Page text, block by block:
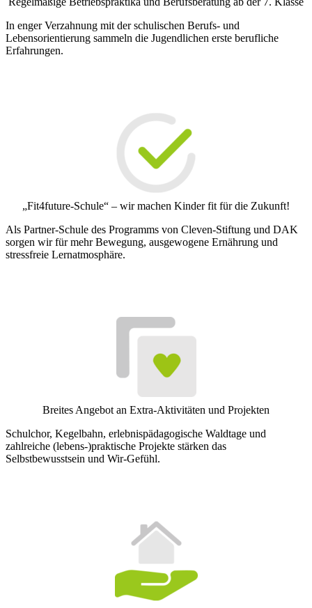
In enger Verzahnung mit der schulischen Berufs- und
Lebensorientierung sammeln die Jugendlichen erste berufliche
Erfahrungen.
„Fit4future-Schule“ – wir machen Kinder fit für die Zukunft!
Als Partner-Schule des Programms von Cleven-Stiftung und DAK
sorgen wir für mehr Bewegung, ausgewogene Ernährung und
stressfreie Lernatmosphäre.
Breites Angebot an Extra-Aktivitäten und Projekten
Schulchor, Kegelbahn, erlebnispädagogische Waldtage und
zahlreiche (lebens-)praktische Projekte stärken das
Selbstbewusstsein und Wir-Gefühl.